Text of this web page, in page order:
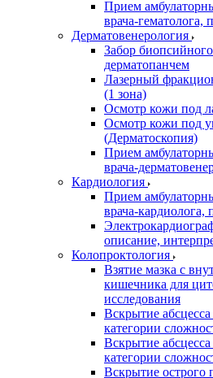
Прием
врача-гематолога,
Дерматовенерология
Забор
дерматопанчем
Лазерный
(1 зона)
Осмотр кожи под
Осмотр кожи под
(Дерматоскопия)
Прием
врача-
Кардиология
Прием
врача-кардиолога,
описание,
Колопроктология
Взятие мазка с
кишечника для
исследования
Вскрытие
категории
Вскрытие
категории
Вскрытие острого